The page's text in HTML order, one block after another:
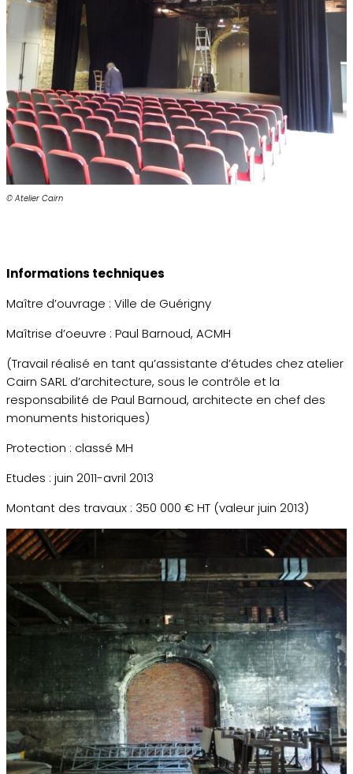
© Atelier Cairn
Informations techniques
Maître d’ouvrage : Ville de Guérigny
Maîtrise d’oeuvre : Paul Barnoud, ACMH
(Travail réalisé en tant qu’assistante d’études chez atelier
Cairn SARL d’architecture, sous le contrôle et la
responsabilité de Paul Barnoud, architecte en chef des
monuments historiques)
Protection : classé MH
Etudes : juin 2011-avril 2013
Montant des travaux : 350 000 € HT (valeur juin 2013)